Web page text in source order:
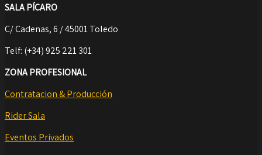
SALA PÍCARO
C/ Cadenas, 6 / 45001 Toledo
Telf: (+34) 925 221 301
ZONA PROFESIONAL
Contratacion & Producción
Rider Sala
Eventos Privados